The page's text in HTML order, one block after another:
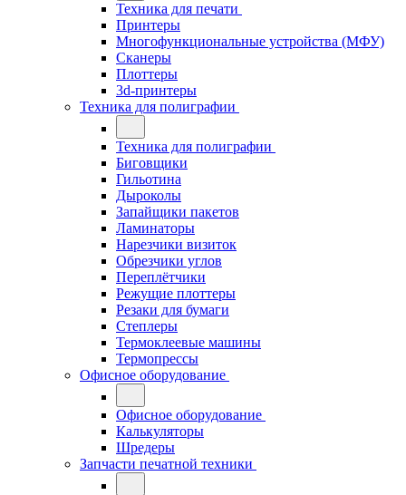
Техника для печати
Принтеры
Многофункциональные устройства (МФУ)
Сканеры
Плоттеры
3d-принтеры
Техника для полиграфии
Техника для полиграфии
Биговщики
Гильотина
Дыроколы
Запайщики пакетов
Ламинаторы
Нарезчики визиток
Обрезчики углов
Переплётчики
Режущие плоттеры
Резаки для бумаги
Степлеры
Термоклеевые машины
Термопрессы
Офисное оборудование
Офисное оборудование
Калькуляторы
Шредеры
Запчасти печатной техники